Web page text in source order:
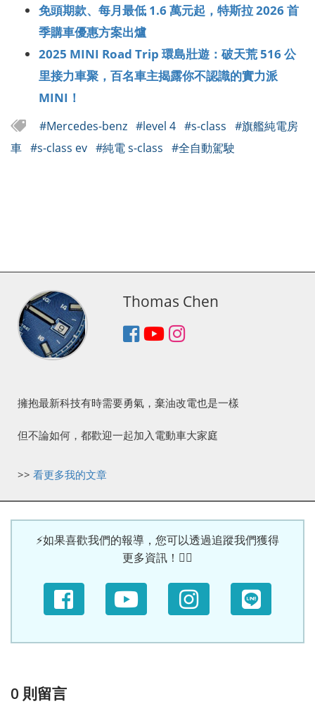
免頭期款、每月最低 1.6 萬元起，特斯拉 2026 首
季購車優惠方案出爐
2025 MINI Road Trip 環島壯遊：破天荒 516 公
里接力車聚，百名車主揭露你不認識的實力派
MINI！
#Mercedes-benz #level 4 #s-class #旗艦純電房
車 #s-class ev #純電 s-class #全自動駕駛
Thomas Chen
擁抱最新科技有時需要勇氣，棄油改電也是一樣
但不論如何，都歡迎一起加入電動車大家庭
>> 看更多我的文章
⚡如果喜歡我們的報導，您可以透過追蹤我們獲得
更多資訊！🙆‍♀
0 則留言